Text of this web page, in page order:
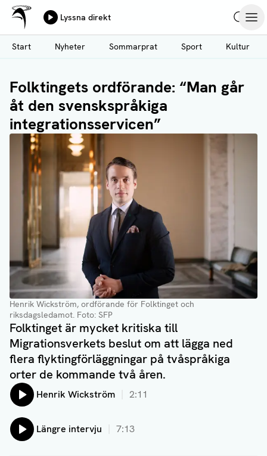
Hoppa
till
huvudinnehåll
Ålands Radio & TV
Lyssna direkt
Start
Nyheter Sommarprat Sport Kultur
Folktingets ordförande: “Man går
åt den svenskspråkiga
integrationsservicen”
Henrik Wickström, ordförande för Folktinget och
riksdagsledamot. Foto: SFP
Folktinget är mycket kritiska till
Migrationsverkets beslut om att lägga ned
flera flyktingförläggningar på tvåspråkiga
orter de kommande två åren.
Lyssna på:
Henrik Wickström 2:11
Lyssna på:
Längre intervju 7:13